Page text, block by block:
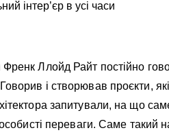
Ллойд Райт постійно
і створював проєкти,
запитували, на що
особисті переваги. Саме